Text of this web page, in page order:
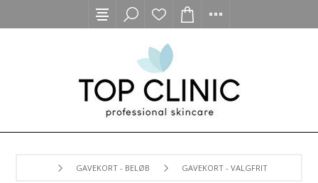
GAVEKORT - BELØB GAVEKORT - VALGFRIT